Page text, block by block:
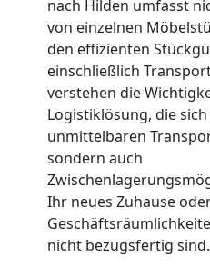
nach Hilden umfasst
von einzelnen
den effizienten
einschließlich
verstehen die
Logistiklösung, die
unmittelbaren
sondern auch
Ihr neues Zuhause
nicht bezugsfertig sind.
Umzug
Nationaler
Umzug